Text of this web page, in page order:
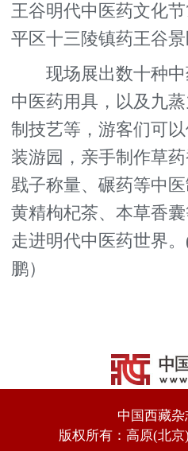
王谷明代中医药文化
平区十三陵镇药王谷景
现场展出数十种中
中医药用具，以及九
制技艺等，游客们可
装游园，亲手制作草
戥子称量、碾药等中
黄精枸杞茶、本草香
走进明代中医药世界
鹏）
中国西藏
版权所有：高原(北